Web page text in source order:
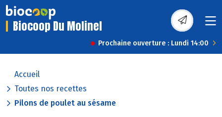
Biocoop Du Molinel
Prochaine ouverture : Lundi 14:00
Accueil
Toutes nos recettes
Pilons de poulet au sésame